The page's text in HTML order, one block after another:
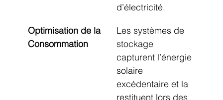
d’électricité.
Optimisation de la
Consommation
Les systèmes de
stockage
capturent l’énergie
solaire
excédentaire et la
restituent lors des